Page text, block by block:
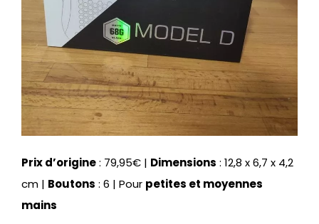
Prix d’origine: 79,95€ | Dimensions : 12,8 x 6,7 x 4,2
cm | Boutons : 6 | Pour petites et moyennes
mains